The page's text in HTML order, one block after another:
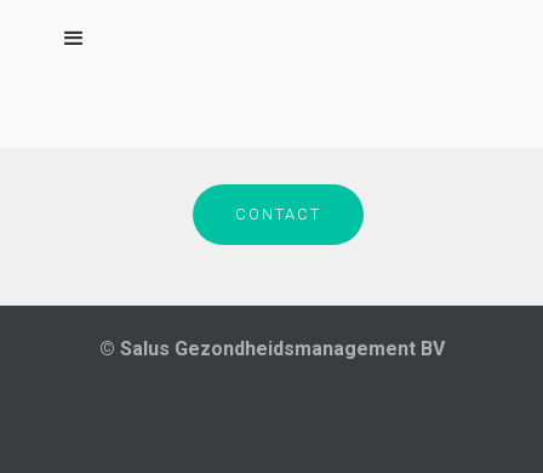
CONTACT
© Salus Gezondheidsmanagement BV